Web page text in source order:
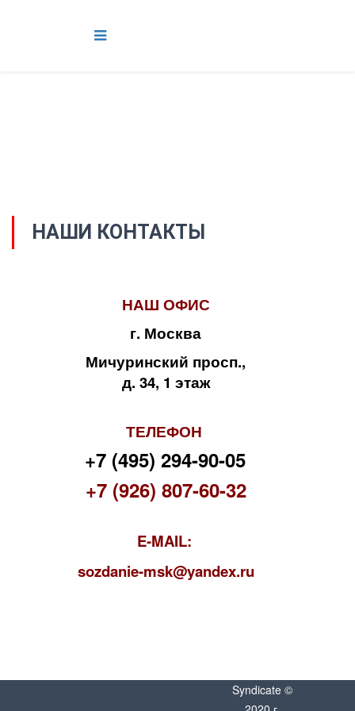
НАШИ КОНТАКТЫ
НАШ ОФИС
г. Москва
Мичуринский просп.,
д. 34, 1 этаж
ТЕЛЕФОН
+7 (495) 294-90-05
+7 (926) 807-60-32
E-MAIL:
sozdanie-msk@yandex.ru
Syndicate ©